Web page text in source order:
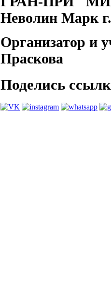
Неволин Марк
Организатор и
Праскова
Поделись